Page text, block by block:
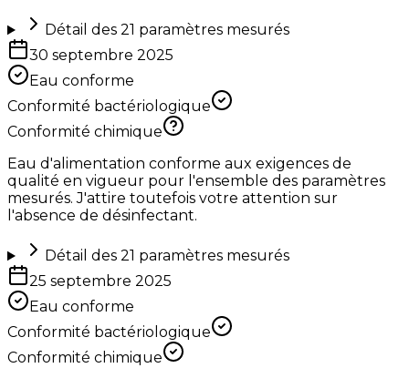
Détail des 21 paramètres mesurés
30 septembre 2025
Eau conforme
Conformité bactériologique
Conformité chimique
Eau d'alimentation conforme aux exigences de
qualité en vigueur pour l'ensemble des paramètres
mesurés. J'attire toutefois votre attention sur
l'absence de désinfectant.
Détail des 21 paramètres mesurés
25 septembre 2025
Eau conforme
Conformité bactériologique
Conformité chimique